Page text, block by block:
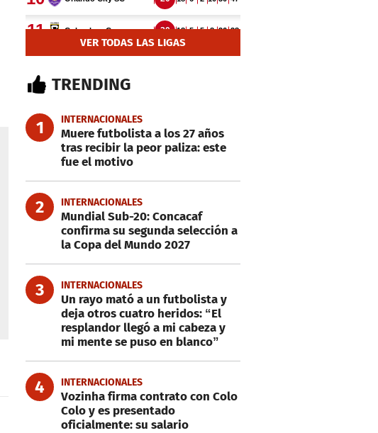
VER TODAS LAS LIGAS
TRENDING
1 INTERNACIONALES
Muere futbolista a los 27 años
tras recibir la peor paliza: este
fue el motivo
2 INTERNACIONALES
Mundial Sub-20: Concacaf
confirma su segunda selección a
la Copa del Mundo 2027
3 INTERNACIONALES
Un rayo mató a un futbolista y
deja otros cuatro heridos: “El
resplandor llegó a mi cabeza y
mi mente se puso en blanco”
4 INTERNACIONALES
Vozinha firma contrato con Colo
Colo y es presentado
oficialmente: su salario